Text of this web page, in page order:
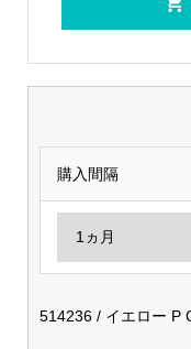
購入間隔
514236 / イエロー P